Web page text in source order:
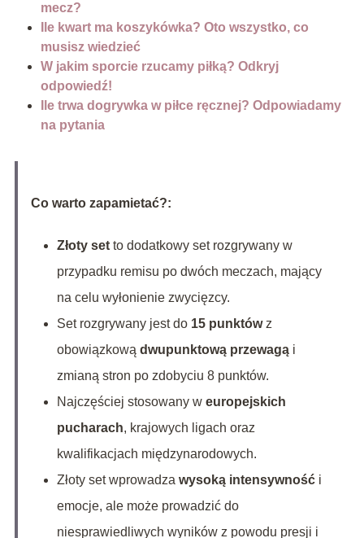
mecz?
Ile kwart ma koszykówka? Oto wszystko, co
musisz wiedzieć
W jakim sporcie rzucamy piłką? Odkryj
odpowiedź!
Ile trwa dogrywka w piłce ręcznej? Odpowiadamy
na pytania
Co warto zapamietać?:
Złoty setto dodatkowy set rozgrywany w
przypadku remisu po dwóch meczach, mający
na celu wyłonienie zwycięzcy.
Set rozgrywany jest do 15 punktówz
obowiązkową dwupunktową przewagąi
zmianą stron po zdobyciu 8 punktów.
Najczęściej stosowany w europejskich
pucharach, krajowych ligach oraz
kwalifikacjach międzynarodowych.
Złoty set wprowadza wysoką intensywnośći
emocje, ale może prowadzić do
niesprawiedliwych wyników z powodu presji i